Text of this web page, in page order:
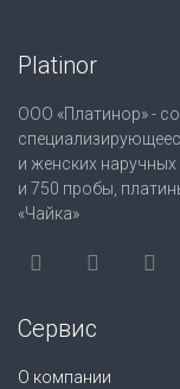
Platinor
ООО «Платинор» -
и женских
и 750 пробы,
«Чайка»
Сервис
О компании